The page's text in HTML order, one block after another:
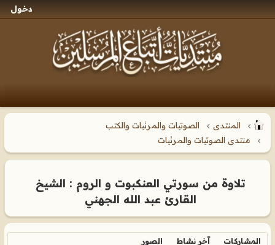
دخول
المنتدى
الصوتيات والمرئيات والكتب
منتدى الصوتيات والمرئيات
تلاوة من سورتي العنكبوت و الروم : الشيخ
القارئ عبد الله الجهني
المشاركات آخر نشاط الصور